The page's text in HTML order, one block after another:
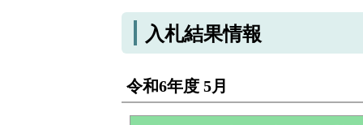
入札結果情報
令和6年度 5月